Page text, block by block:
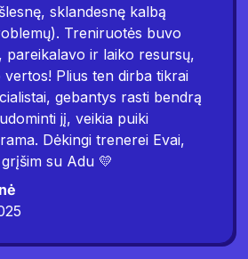
sklandesnę kalbą
Treniruotės buvo
pareikalavo ir laiko resursų,
Plius ten dirba tikrai
gebantys rasti bendrą
jį, veikia puiki
Dėkingi trenerei Evai,
su Adu 💛